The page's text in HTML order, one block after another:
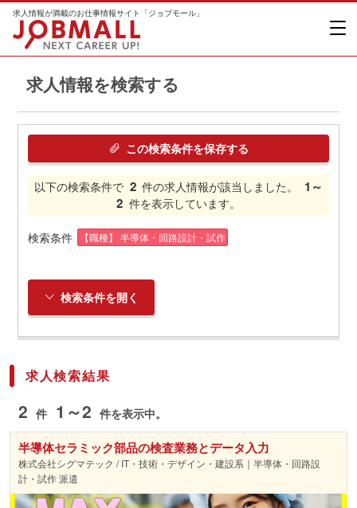
求人情報が満載のお仕事情報サイト「ジョブモール」
求人情報を検索する
この検索条件を保存する
以下の検索条件で 2 件の求人情報が該当しました。
1～
2 件を表示しています。
検索条件 【職種】 半導体・回路設計・試作
検索条件を開く
求人検索結果
2 件 1～2 件を表示中。
半導体セラミック部品の検査業務とデータ入力
株式会社シグマテック / IT・技術・デザイン・建設系｜半導体・回路設
計・試作 派遣